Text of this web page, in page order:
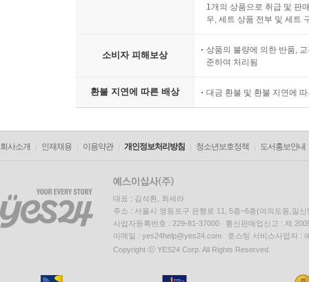
1개의 상품으로 취급 및 판
우, 세트 상품 전부 및 세트
소비자 피해보상
상품의 불량에 의한 반품,
준하여 처리됨
환불 지연에 따른 배상 대금 환불 및 환불 지연에
회사소개 인재채용 이용약관 개인정보처리방침 청소년보호정책 도서홍보안내
대표 : 김석환, 최세라
주소 : 서울시 영등포구 은행로 11, 5층~6층(여의도동,일신
사업자등록번호 : 229-81-37000 통신판매업신고 : 제
이메일 : yes24help@yes24.com 호스팅 서비스사업자 :
Copyright ⓒ YES24 Corp. All Rights Reserved.